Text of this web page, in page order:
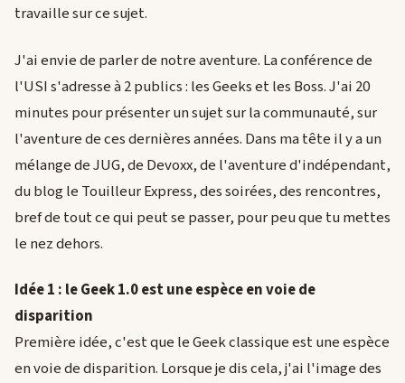
travaille sur ce sujet.
J'ai envie de parler de notre aventure. La conférence de
l'USI s'adresse à 2 publics : les Geeks et les Boss. J'ai 20
minutes pour présenter un sujet sur la communauté, sur
l'aventure de ces dernières années. Dans ma tête il y a un
mélange de JUG, de Devoxx, de l'aventure d'indépendant,
du blog le Touilleur Express, des soirées, des rencontres,
bref de tout ce qui peut se passer, pour peu que tu mettes
le nez dehors.
Idée 1 : le Geek 1.0 est une espèce en voie de
disparition
Première idée, c'est que le Geek classique est une espèce
en voie de disparition. Lorsque je dis cela, j'ai l'image des